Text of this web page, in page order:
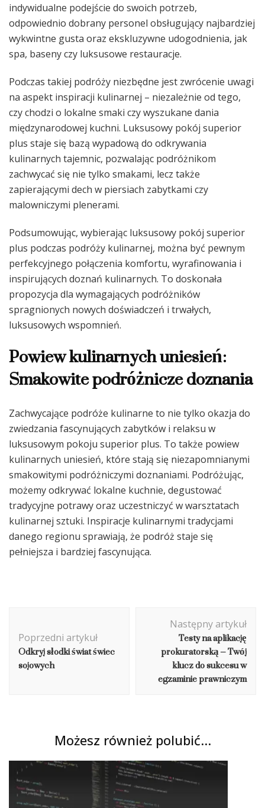
indywidualne podejście do swoich potrzeb,
odpowiednio dobrany personel obsługujący najbardziej
wykwintne gusta oraz ekskluzywne udogodnienia, jak
spa, baseny czy luksusowe restauracje.
Podczas takiej podróży niezbędne jest zwrócenie uwagi
na aspekt inspiracji kulinarnej – niezależnie od tego,
czy chodzi o lokalne smaki czy wyszukane dania
międzynarodowej kuchni. Luksusowy pokój superior
plus staje się bazą wypadową do odkrywania
kulinarnych tajemnic, pozwalając podróżnikom
zachwycać się nie tylko smakami, lecz także
zapierającymi dech w piersiach zabytkami czy
malowniczymi plenerami.
Podsumowując, wybierając luksusowy pokój superior
plus podczas podróży kulinarnej, można być pewnym
perfekcyjnego połączenia komfortu, wyrafinowania i
inspirujących doznań kulinarnych. To doskonała
propozycja dla wymagających podróżników
spragnionych nowych doświadczeń i trwałych,
luksusowych wspomnień.
Powiew kulinarnych uniesień:
Smakowite podróżnicze doznania
Zachwycające podróże kulinarne to nie tylko okazja do
zwiedzania fascynujących zabytków i relaksu w
luksusowym pokoju superior plus. To także powiew
kulinarnych uniesień, które stają się niezapomnianymi
smakowitymi podróżniczymi doznaniami. Podróżując,
możemy odkrywać lokalne kuchnie, degustować
tradycyjne potrawy oraz uczestniczyć w warsztatach
kulinarnej sztuki. Inspiracje kulinarnymi tradycjami
danego regionu sprawiają, że podróż staje się
pełniejsza i bardziej fascynująca.
wpisu
Poprzedni artykuł
Odkryj słodki świat świec
sojowych
Następny artykuł
Testy na aplikację
prokuratorską – Twój
klucz do sukcesu w
egzaminie prawniczym
Możesz również polubić…